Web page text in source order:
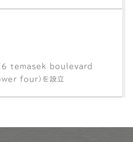
6 temasek boulevard
four）を設立